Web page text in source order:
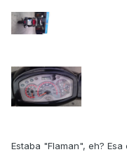
Estaba "Flaman", eh?